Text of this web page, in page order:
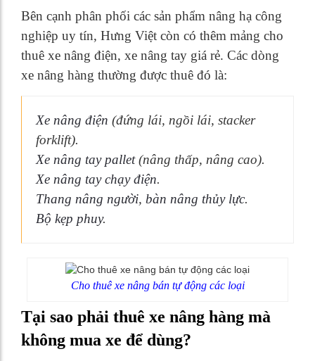
Bên cạnh phân phối các sản phẩm nâng hạ công
nghiệp uy tín, Hưng Việt còn có thêm mảng cho
thuê xe nâng điện, xe nâng tay giá rẻ. Các dòng
xe nâng hàng thường được thuê đó là:
Xe nâng điện (đứng lái, ngồi lái, stacker
forklift).
Xe nâng tay pallet(nâng thấp, nâng cao).
Xe nâng tay chạy điện.
Thang nâng người, bàn nâng thủy lực.
Bộ kẹp phuy.
Cho thuê xe nâng bán tự động các loại
Tại sao phải thuê xe nâng hàng mà
không mua xe để dùng?